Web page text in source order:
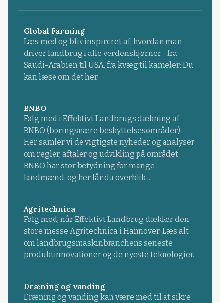
Global Farming
Læs med og bliv inspireret af, hvordan man
driver landbrug i alle verdenshjørner - fra
Saudi-Arabien til USA, fra kvæg til kameler: Du
kan læse om det her.
BNBO
Følg med i Effektivt Landbrugs dækning af
BNBO (boringsnære beskyttelsesområder).
Her samler vi de vigtigste nyheder og analyser
om regler, aftaler og udvikling på området.
BNBO har stor betydning for mange
landmænd, og her får du overblik ...
Agritechnica
Følg med, når Effektivt Landbrug dækker den
store messe Agritechnica i Hannover. Læs alt
om landbrugsmaskinbranchens seneste
produktinnovationer og de nyeste teknologier.
Dræning og vanding
Dræning og vanding kan være med til at sikre